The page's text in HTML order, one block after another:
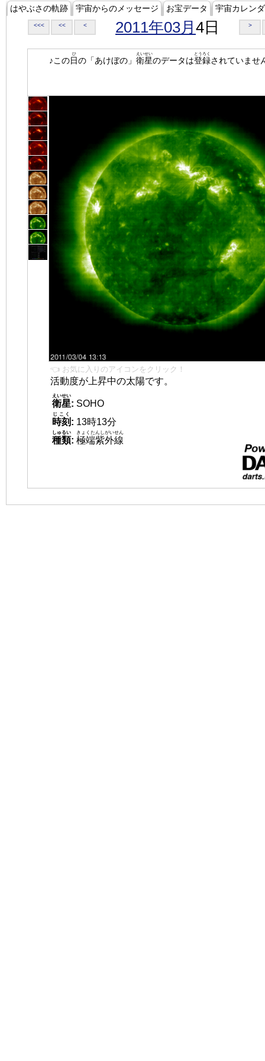
はやぶさの軌跡 宇宙からのメッセージ お宝データ 宇宙カレン
<<< << < 2011年03月 4日 >
♪この日
ひ
の「あけぼの」 衛星
えいせい
のデータは登録
とうろく
されていませ
👈 お気に入りのアイコンをクリック！
活動度が上昇中の太陽です。
衛星
えいせい
: SOHO
時刻
じこく
: 13時13分
種類
しゅるい
: 極端紫外線
きょくたんしがいせん